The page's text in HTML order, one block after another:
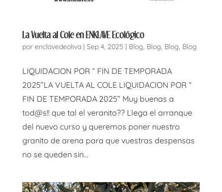
La Vuelta al Cole en ENKLAVE Ecológico
por enclavedeoliva| Sep 4, 2025 Blog, Blog, Blog, Blog
LIQUIDACION POR “ FIN DE TEMPORADA
2025”LA VUELTA AL COLE LIQUIDACION POR “
FIN DE TEMPORADA 2025” Muy buenas a
tod@s!! que tal el veranito?? Llega el arranque
del nuevo curso y queremos poner nuestro
granito de arena para que vuestras despensas
no se queden sin...